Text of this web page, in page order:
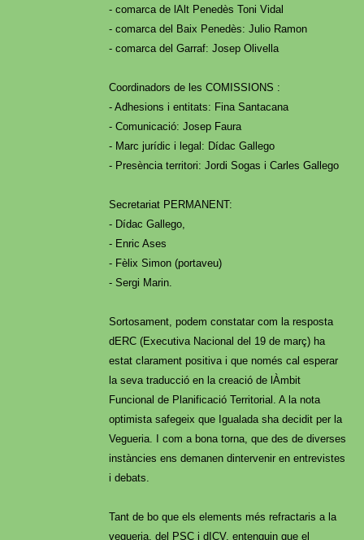
- comarca de lAlt Penedès Toni Vidal
- comarca del Baix Penedès: Julio Ramon
- comarca del Garraf: Josep Olivella
Coordinadors de les COMISSIONS :
- Adhesions i entitats: Fina Santacana
- Comunicació: Josep Faura
- Marc jurídic i legal: Dídac Gallego
- Presència territori: Jordi Sogas i Carles Gallego
Secretariat PERMANENT:
- Dídac Gallego,
- Enric Ases
- Fèlix Simon (portaveu)
- Sergi Marin.
Sortosament, podem constatar com la resposta
dERC (Executiva Nacional del 19 de març) ha
estat clarament positiva i que només cal esperar
la seva traducció en la creació de lÀmbit
Funcional de Planificació Territorial. A la nota
optimista safegeix que Igualada sha decidit per la
Vegueria. I com a bona torna, que des de diverses
instàncies ens demanen dintervenir en entrevistes
i debats.
Tant de bo que els elements més refractaris a la
vegueria, del PSC i dICV, entenguin que el